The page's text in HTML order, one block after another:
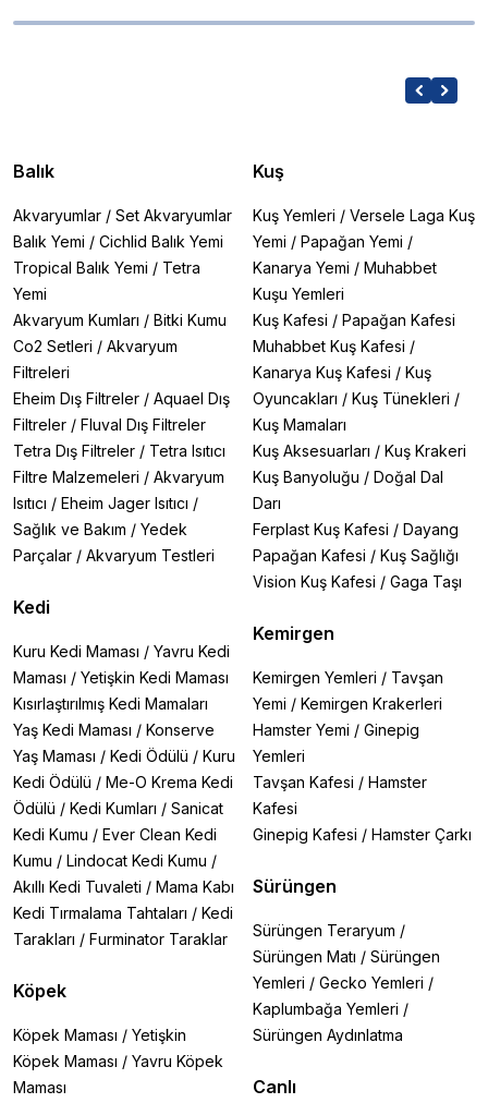
Balık
Akvaryumlar / Set Akvaryumlar
Balık Yemi / Cichlid Balık Yemi
Tropical Balık Yemi / Tetra
Yemi
Akvaryum Kumları / Bitki Kumu
Co2 Setleri / Akvaryum
Filtreleri
Eheim Dış Filtreler / Aquael Dış
Filtreler / Fluval Dış Filtreler
Tetra Dış Filtreler / Tetra Isıtıcı
Filtre Malzemeleri / Akvaryum
Isıtıcı / Eheim Jager Isıtıcı /
Sağlık ve Bakım / Yedek
Parçalar / Akvaryum Testleri
Kedi
Kuru Kedi Maması / Yavru Kedi
Maması / Yetişkin Kedi Maması
Kısırlaştırılmış Kedi Mamaları
Yaş Kedi Maması / Konserve
Yaş Maması / Kedi Ödülü / Kuru
Kedi Ödülü / Me-O Krema Kedi
Ödülü / Kedi Kumları / Sanicat
Kedi Kumu / Ever Clean Kedi
Kumu / Lindocat Kedi Kumu /
Akıllı Kedi Tuvaleti / Mama Kabı
Kedi Tırmalama Tahtaları / Kedi
Tarakları / Furminator Taraklar
Köpek
Köpek Maması / Yetişkin
Köpek Maması / Yavru Köpek
Maması
Kuş
Kuş Yemleri / Versele Laga Kuş
Yemi / Papağan Yemi /
Kanarya Yemi / Muhabbet
Kuşu Yemleri
Kuş Kafesi / Papağan Kafesi
Muhabbet Kuş Kafesi /
Kanarya Kuş Kafesi / Kuş
Oyuncakları / Kuş Tünekleri /
Kuş Mamaları
Kuş Aksesuarları / Kuş Krakeri
Kuş Banyoluğu / Doğal Dal
Darı
Ferplast Kuş Kafesi / Dayang
Papağan Kafesi / Kuş Sağlığı
Vision Kuş Kafesi / Gaga Taşı
Kemirgen
Kemirgen Yemleri / Tavşan
Yemi / Kemirgen Krakerleri
Hamster Yemi / Ginepig
Yemleri
Tavşan Kafesi / Hamster
Kafesi
Ginepig Kafesi / Hamster Çarkı
Sürüngen
Sürüngen Teraryum /
Sürüngen Matı / Sürüngen
Yemleri / Gecko Yemleri /
Kaplumbağa Yemleri /
Sürüngen Aydınlatma
Canlı